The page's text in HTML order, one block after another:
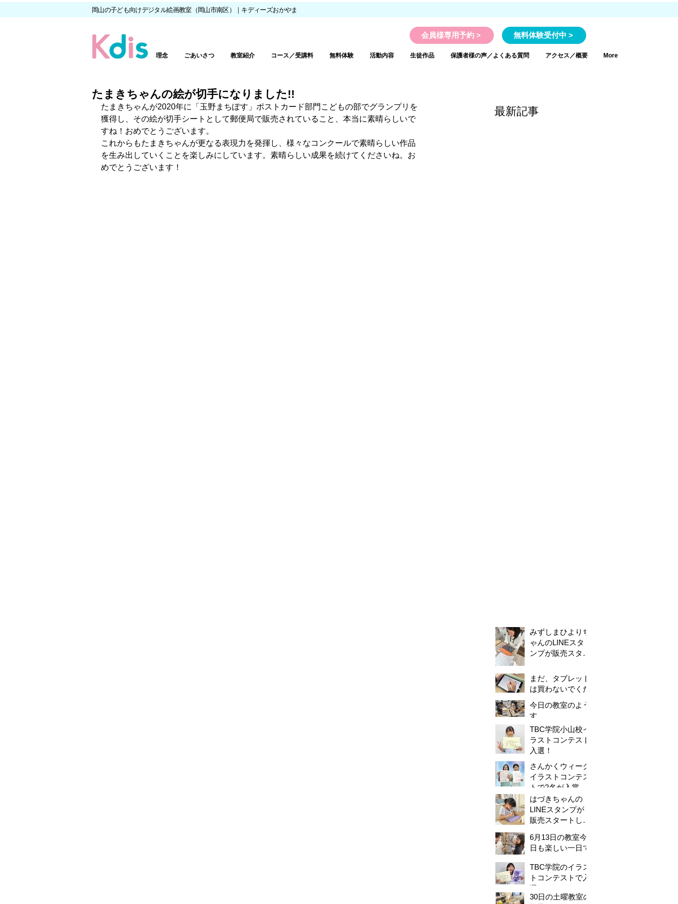
岡山の子ども向けデジタル絵画教室（岡山市南区）｜キディーズおかやま
会員様専用予約 > 無料体験受付中 >
理念 ごあいさつ 教室紹介 コース／受講料 無料体験 活動内容 生徒作品 保護者様の声／よくある質問 アクセス／概要 More
たまきちゃんの絵が切手になりました!!
たまきちゃんが2020年に「玉野まちぽす」ポストカード部門こどもの部でグランプリを
獲得し、その絵が切手シートとして郵便局で販売されていること、本当に素晴らしいで
すね！おめでとうございます。
これからもたまきちゃんが更なる表現力を発揮し、様々なコンクールで素晴らしい作品
を生み出していくことを楽しみにしています。素晴らしい成果を続けてくださいね。お
めでとうございます！
最新記事
みずしまひよりち
ゃんのLINEスタ
ンプが販売スター
まだ、タブレット
は買わないでくだ
今日の教室のよう
す
TBC学院小山校イ
ラストコンテスト
入選！
さんかくウィーク
イラストコンテス
トで2名が入賞し
ました！
はづきちゃんの
LINEスタンプが
販売スタートしま
6月13日の教室今
日も楽しい一日で
TBC学院のイラス
トコンテストで入
選！
30日の土曜教室の